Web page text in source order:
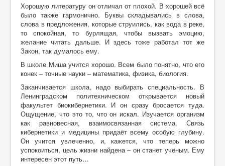
Хорошую литературу он отличал от плохой. В хорошей всё
было также гармонично. Буквы складывались в слова,
слова в предложения, которые струились, как вода в реке,
то спокойная, то бурлящая, чтобы вызвать эмоцию,
желание читать дальше. И здесь тоже работал тот же
Закон, так думалось ему.
В школе Миша учится хорошо. Всем было понятно, что его
конек – точные науки – математика, физика, биология.
Заканчивается школа, надо выбирать специальность. В
Ленинградском политехническом открывается новый
факультет биокибернетики. И он сразу бросается туда.
Ощущение, что это то, что он искал. Изучается организм
как равновесная, взаимосвязанная система. Связь
кибернетики и медицины придаёт всему особую глубину.
Он учится увлеченно, и, кажется, что теперь можно
успокоиться, цель жизни найдена – он станет учёным. Ему
интересен этот путь…